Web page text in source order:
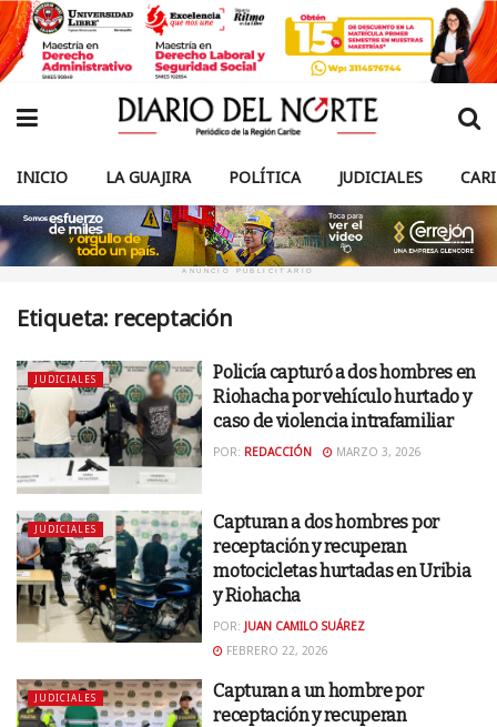
INICIO LA GUAJIRA POLÍTICA JUDICIALES
ANUNCIO PUBLICITARIO
Etiqueta: receptación
JUDICIALES
Policía capturó a dos hombres en
Riohacha por vehículo hurtado y
caso de violencia intrafamiliar
POR: REDACCIÓN MARZO 3, 2026
JUDICIALES
Capturan a dos hombres por
receptación y recuperan
motocicletas hurtadas en Uribia
y Riohacha
POR: JUAN CAMILO SUÁREZ
FEBRERO 22, 2026
JUDICIALES
Capturan a un hombre por
receptación y recuperan